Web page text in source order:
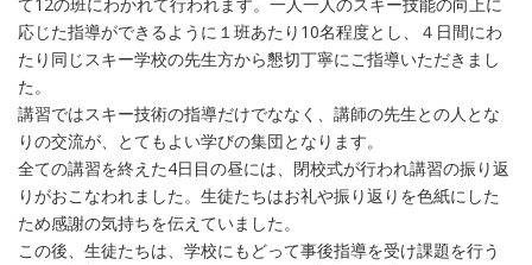
て12の班にわかれて行われます。一人一人のスキー技能の向上に
応じた指導ができるように１班あたり10名程度とし、４日間にわ
たり同じスキー学校の先生方から懇切丁寧にご指導いただきまし
た。
講習ではスキー技術の指導だけでななく、講師の先生との人とな
りの交流が、とてもよい学びの集団となります。
全ての講習を終えた4日目の昼には、閉校式が行われ講習の振り返
りがおこなわれました。生徒たちはお礼や振り返りを色紙にした
ため感謝の気持ちを伝えていました。
この後、生徒たちは、学校にもどって事後指導を受け課題を行う